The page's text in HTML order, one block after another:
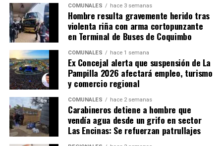
COMUNALES hace 3 semanas
Hombre resulta gravemente herido tras
violenta riña con arma cortopunzante
en Terminal de Buses de Coquimbo
COMUNALES hace 1 semana
Ex Concejal alerta que suspensión de La
Pampilla 2026 afectará empleo, turismo
y comercio regional
COMUNALES hace 2 semanas
Carabineros detiene a hombre que
vendía agua desde un grifo en sector
Las Encinas: Se refuerzan patrullajes